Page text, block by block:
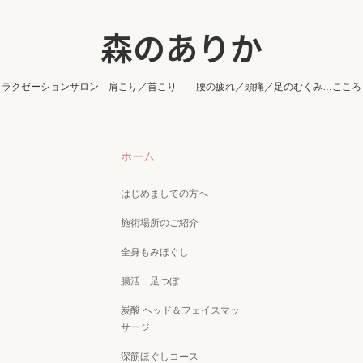
森のありか
クゼーションサロン 肩こり／首こり 腰の疲れ／頭痛／足のむくみ…こころ
ホーム
はじめましての方へ
施術場所のご紹介
全身もみほぐし
腸活 足つぼ
炭酸 ヘッド＆フェイスマッ
サージ
深筋ほぐしコース